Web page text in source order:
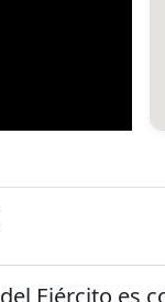
Ejército es